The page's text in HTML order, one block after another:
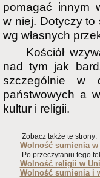
pomagać innym
w niej. Dotyczy to
wg własnych
Kościół
nad tym jak
szczególnie w
państwowych a
kultur i religii.
Zobacz także te strony:
Wolność sumienia w
Po przeczytaniu tego
Wolność religii w
Wolność sumienia i